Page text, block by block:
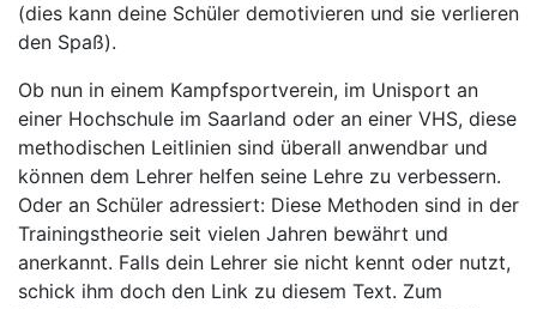
(dies kann deine Schüler demotivieren und sie verlieren
den Spaß).
Ob nun in einem Kampfsportverein, im Unisport an
einer Hochschule im Saarland oder an einer VHS, diese
methodischen Leitlinien sind überall anwendbar und
können dem Lehrer helfen seine Lehre zu verbessern.
Oder an Schüler adressiert: Diese Methoden sind in der
Trainingstheorie seit vielen Jahren bewährt und
anerkannt. Falls dein Lehrer sie nicht kennt oder nutzt,
schick ihm doch den Link zu diesem Text. Zum